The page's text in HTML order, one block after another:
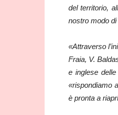
del territorio,
nostro modo
«Attraverso
Fraia, V.
e inglese
«rispondiamo
è pronta a